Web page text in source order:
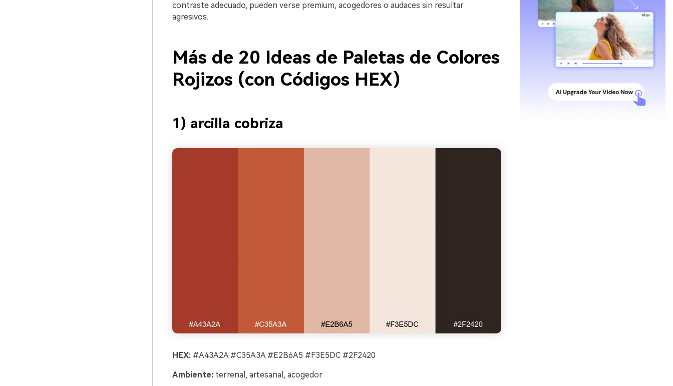
contraste adecuado, pueden verse premium, acogedores o audaces sin resultar
agresivos.
Más de 20 Ideas de Paletas de Colores
Rojizos (con Códigos HEX)
1) arcilla cobriza
HEX:#A43A2A #C35A3A #E2B6A5 #F3E5DC #2F2420
Ambiente:terrenal, artesanal, acogedor